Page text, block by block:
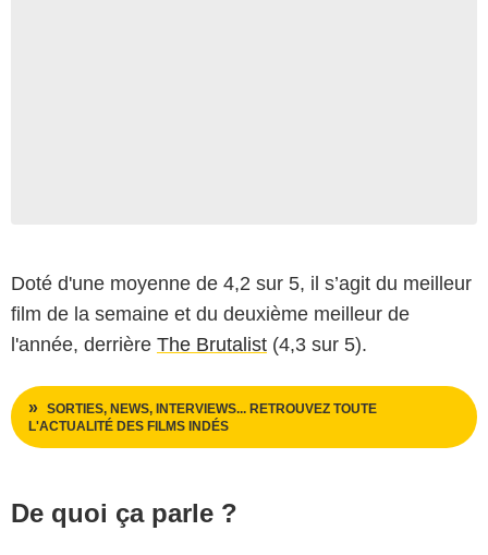
Doté d'une moyenne de 4,2 sur 5, il s’agit du meilleur
film de la semaine et du deuxième meilleur de
l'année, derrière The Brutalist (4,3 sur 5).
SORTIES, NEWS, INTERVIEWS... RETROUVEZ TOUTE
L'ACTUALITÉ DES FILMS INDÉS
De quoi ça parle ?